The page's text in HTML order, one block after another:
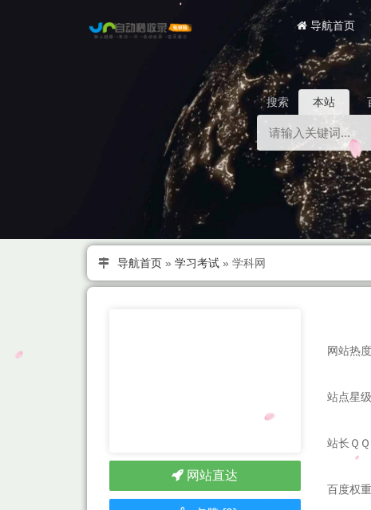
导航首页
搜索 本站
导航首页» 学习考试» 学科网
网站热
站点星级
站长Ｑ
百度权重
网站直达